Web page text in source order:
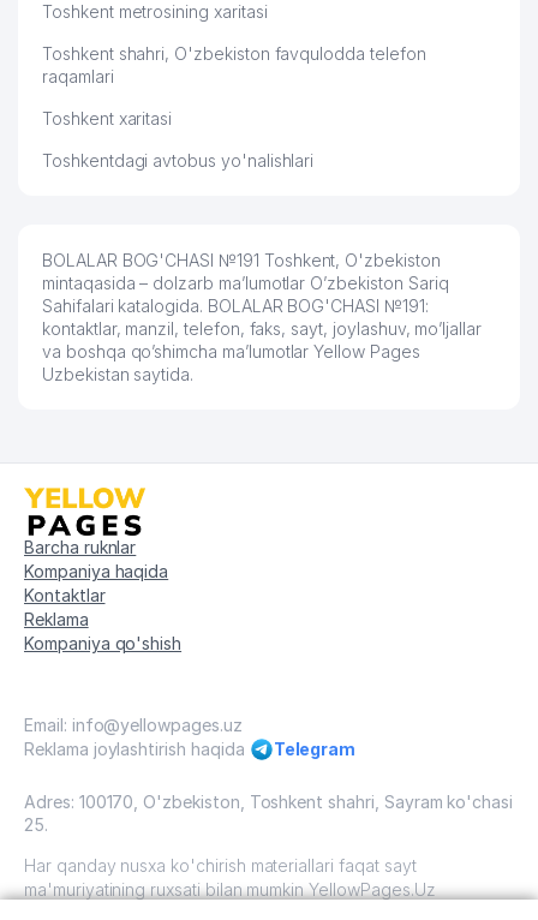
Toshkent metrosining xaritasi
Toshkent shahri, O'zbekiston favqulodda telefon
raqamlari
Toshkent xaritasi
Toshkentdagi avtobus yo'nalishlari
BOLALAR BOG'CHASI №191 Toshkent, O'zbekiston
mintaqasida – dolzarb ma’lumotlar O’zbekiston Sariq
Sahifalari katalogida. BOLALAR BOG'CHASI №191:
kontaktlar, manzil, telefon, faks, sayt, joylashuv, mo’ljallar
va boshqa qo’shimcha ma’lumotlar Yellow Pages
Uzbekistan saytida.
Barcha ruknlar
Kompaniya haqida
Kontaktlar
Reklama
Kompaniya qo'shish
Email: info@yellowpages.uz
Reklama joylashtirish haqida
Telegram
Adres: 100170, O'zbekiston, Toshkent shahri, Sayram ko'chasi
25.
Har qanday nusxa ko'chirish materiallari faqat sayt
ma'muriyatining ruxsati bilan mumkin YellowPages.Uz